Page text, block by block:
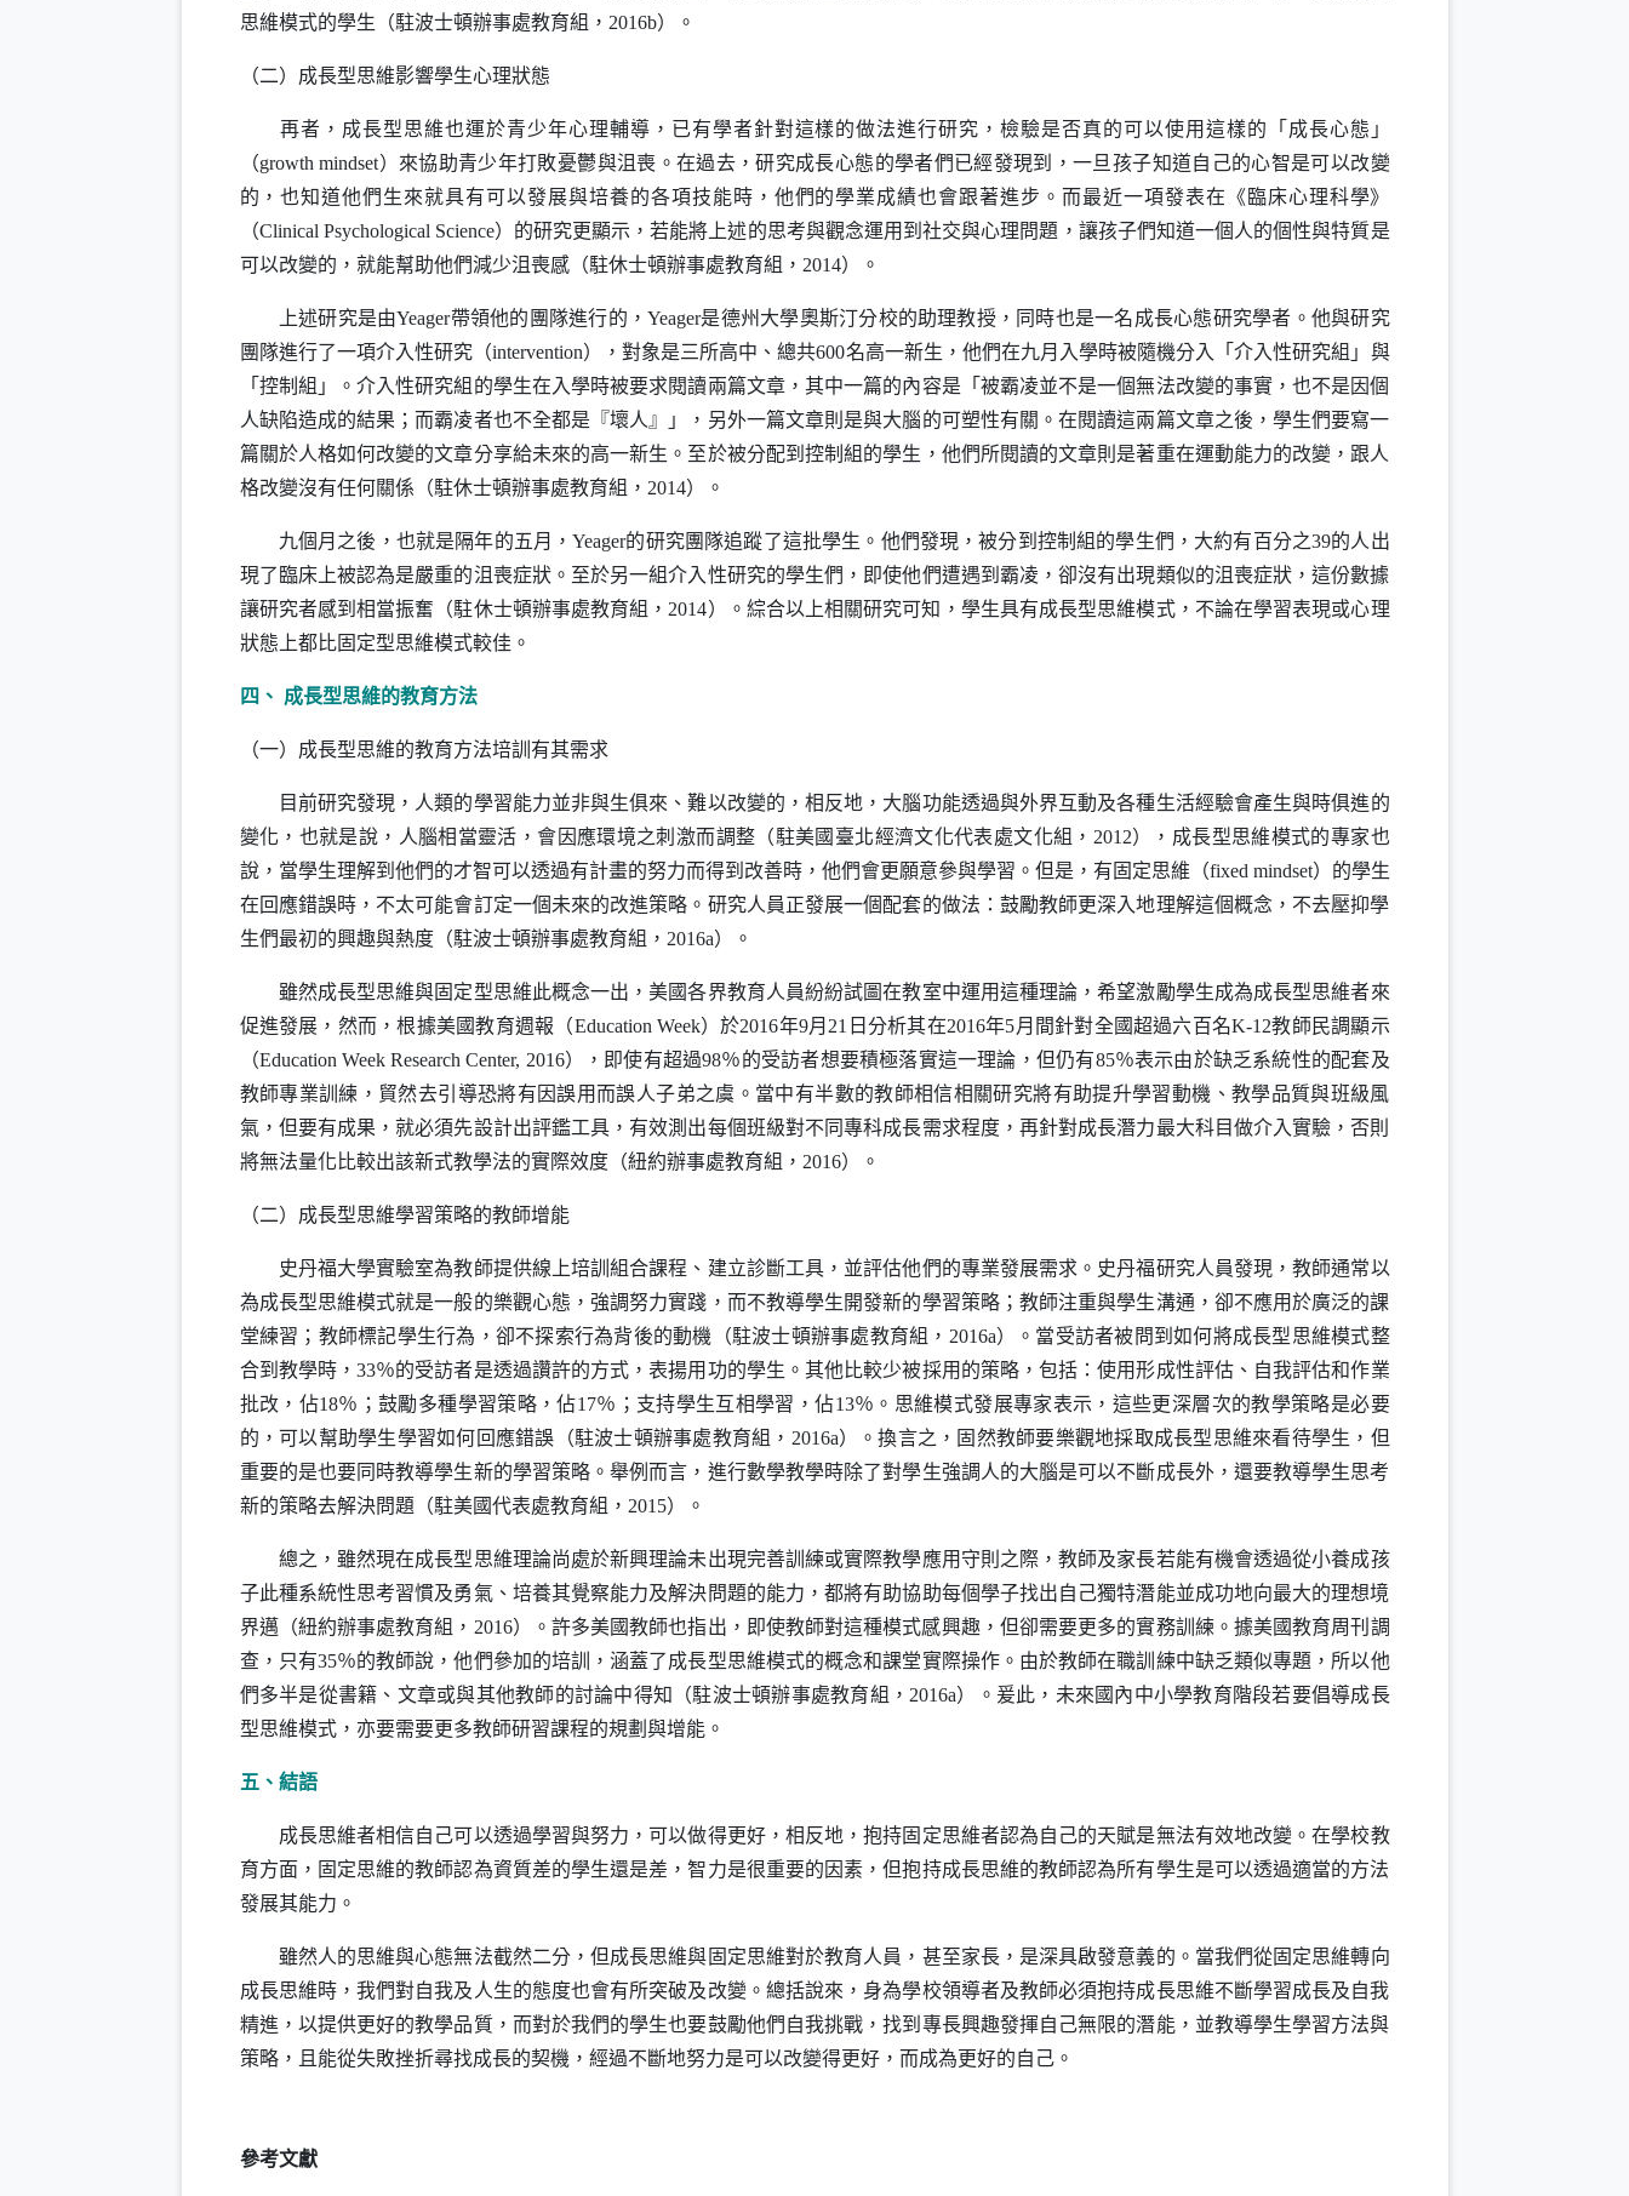
思維模式的學生（駐波士頓辦事處教育組， 2016b）。
（二）成長型思維影響學生心理狀態
再者，成長型思維也運於青少年心理輔導，已有學者針對這樣的做法進行研究，檢驗是否真的可以使用這樣的「成長心態」
（growth mindset）來協助青少年打敗憂鬱與沮喪。在過去，研究成長心態的學者們已經發現到，一旦孩子知道自己的心智是可以改變
的，也知道他們生來就具有可以發展與培養的各項技能時，他們的學業成績也會跟著進步。而最近一項發表在《臨床心理科學》
（Clinical Psychological Science）的研究更顯示，若能將上述的思考與觀念運用到社交與心理問題，讓孩子們知道一個人的個性與特質是
可以改變的，就能幫助他們減少沮喪感（駐休士頓辦事處教育組， 2014）。
上述研究是由Yeager帶領他的團隊進行的，Yeager是德州大學奧斯汀分校的助理教授，同時也是一名成長心態研究學者。他與研究
團隊進行了一項介入性研究（intervention），對象是三所高中、總共600名高一新生，他們在九月入學時被隨機分入「介入性研究組」與
「控制組」。介入性研究組的學生在入學時被要求閱讀兩篇文章，其中一篇的內容是「被霸凌並不是一個無法改變的事實，也不是因個
人缺陷造成的結果；而霸凌者也不全都是『壞人』」，另外一篇文章則是與大腦的可塑性有關。在閱讀這兩篇文章之後，學生們要寫一
篇關於人格如何改變的文章分享給未來的高一新生。至於被分配到控制組的學生，他們所閱讀的文章則是著重在運動能力的改變，跟人
格改變沒有任何關係（駐休士頓辦事處教育組， 2014）。
九個月之後，也就是隔年的五月，Yeager的研究團隊追蹤了這批學生。他們發現，被分到控制組的學生們，大約有百分之39的人出
現了臨床上被認為是嚴重的沮喪症狀。至於另一組介入性研究的學生們，即使他們遭遇到霸凌，卻沒有出現類似的沮喪症狀，這份數據
讓研究者感到相當振奮（駐休士頓辦事處教育組， 2014）。綜合以上相關研究可知，學生具有成長型思維模式，不論在學習表現或心理
狀態上都比固定型思維模式較佳。
四、 成長型思維的教育方法
（一）成長型思維的教育方法培訓有其需求
目前研究發現，人類的學習能力並非與生俱來、難以改變的，相反地，大腦功能透過與外界互動及各種生活經驗會產生與時俱進的
變化，也就是說，人腦相當靈活，會因應環境之刺激而調整（駐美國臺北經濟文化代表處文化組， 2012），成長型思維模式的專家也
說，當學生理解到他們的才智可以透過有計畫的努力而得到改善時，他們會更願意參與學習。但是，有固定思維（fixed mindset）的學生
在回應錯誤時，不太可能會訂定一個未來的改進策略。研究人員正發展一個配套的做法：鼓勵教師更深入地理解這個概念，不去壓抑學
生們最初的興趣與熱度（駐波士頓辦事處教育組， 2016a）。
雖然成長型思維與固定型思維此概念一出，美國各界教育人員紛紛試圖在教室中運用這種理論，希望激勵學生成為成長型思維者來
促進發展，然而，根據美國教育週報（Education Week）於2016年9月 21 日分析其在2016年5月間針對全國超過六百名K-12教師民調顯示
（Education Week Research Center, 2016），即使有超過98％的受訪者想要積極落實這一理論，但仍有85％表示由於缺乏系統性的配套及
教師專業訓練，貿然去引導恐將有因誤用而誤人子弟之虞。當中有半數的教師相信相關研究將有助提升學習動機、教學品質與班級風
氣，但要有成果，就必須先設計出評鑑工具，有效測出每個班級對不同專科成長需求程度，再針對成長潛力最大科目做介入實驗，否則
將無法量化比較出該新式教學法的實際效度（紐約辦事處教育組， 2016）。
（二）成長型思維學習策略的教師增能
史丹福大學實驗室為教師提供線上培訓組合課程、建立診斷工具，並評估他們的專業發展需求。史丹福研究人員發現，教師通常以
為成長型思維模式就是一般的樂觀心態，強調努力實踐，而不教導學生開發新的學習策略；教師注重與學生溝通，卻不應用於廣泛的課
堂練習；教師標記學生行為，卻不探索行為背後的動機（駐波士頓辦事處教育組， 2016a）。當受訪者被問到如何將成長型思維模式整
合到教學時，33％的受訪者是透過讚許的方式，表揚用功的學生。其他比較少被採用的策略，包括：使用形成性評估、自我評估和作業
批改，佔18％；鼓勵多種學習策略，佔17％；支持學生互相學習，佔13％。思維模式發展專家表示，這些更深層次的教學策略是必要
的，可以幫助學生學習如何回應錯誤（駐波士頓辦事處教育組， 2016a）。換言之，固然教師要樂觀地採取成長型思維來看待學生，但
重要的是也要同時教導學生新的學習策略。舉例而言，進行數學教學時除了對學生強調人的大腦是可以不斷成長外，還要教導學生思考
新的策略去解決問題（駐美國代表處教育組， 2015）。
總之，雖然現在成長型思維理論尚處於新興理論未出現完善訓練或實際教學應用守則之際，教師及家長若能有機會透過從小養成孩
子此種系統性思考習慣及勇氣、培養其覺察能力及解決問題的能力，都將有助協助每個學子找出自己獨特潛能並成功地向最大的理想境
界邁（紐約辦事處教育組， 2016）。許多美國教師也指出，即使教師對這種模式感興趣，但卻需要更多的實務訓練。據美國教育周刊調
查，只有35％的教師說，他們參加的培訓，涵蓋了成長型思維模式的概念和課堂實際操作。由於教師在職訓練中缺乏類似專題，所以他
們多半是從書籍、文章或與其他教師的討論中得知（駐波士頓辦事處教育組， 2016a）。爰此，未來國內中小學教育階段若要倡導成長
型思維模式，亦要需要更多教師研習課程的規劃與增能。
五、結語
成長思維者相信自己可以透過學習與努力，可以做得更好，相反地，抱持固定思維者認為自己的天賦是無法有效地改變。在學校教
育方面，固定思維的教師認為資質差的學生還是差，智力是很重要的因素，但抱持成長思維的教師認為所有學生是可以透過適當的方法
發展其能力。
雖然人的思維與心態無法截然二分，但成長思維與固定思維對於教育人員，甚至家長，是深具啟發意義的。當我們從固定思維轉向
成長思維時，我們對自我及人生的態度也會有所突破及改變。總括說來，身為學校領導者及教師必須抱持成長思維不斷學習成長及自我
精進，以提供更好的教學品質，而對於我們的學生也要鼓勵他們自我挑戰，找到專長興趣發揮自己無限的潛能，並教導學生學習方法與
策略，且能從失敗挫折尋找成長的契機，經過不斷地努力是可以改變得更好，而成為更好的自己。
參考文獻